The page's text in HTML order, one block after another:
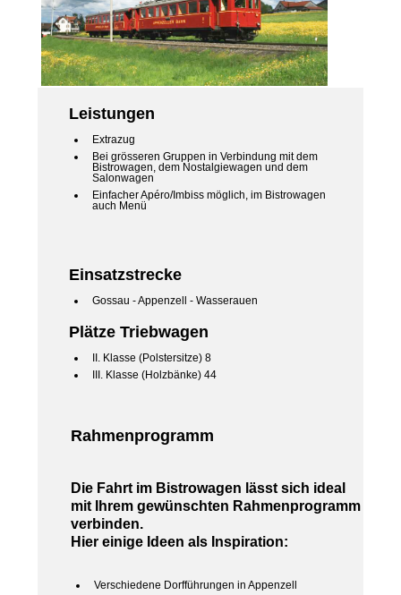
Leistungen
Extrazug
Bei grösseren Gruppen in Verbindung mit dem
Bistrowagen, dem Nostalgiewagen und dem
Salonwagen
Einfacher Apéro/Imbiss möglich, im Bistrowagen
auch Menü
Einsatzstrecke
Gossau - Appenzell - Wasserauen
Plätze Triebwagen
II. Klasse (Polstersitze) 8
III. Klasse (Holzbänke) 44
Rahmenprogramm
Die Fahrt im Bistrowagen lässt sich ideal
mit Ihrem gewünschten Rahmenprogramm
verbinden.
Hier einige Ideen als Inspiration:
Verschiedene Dorfführungen in Appenzell